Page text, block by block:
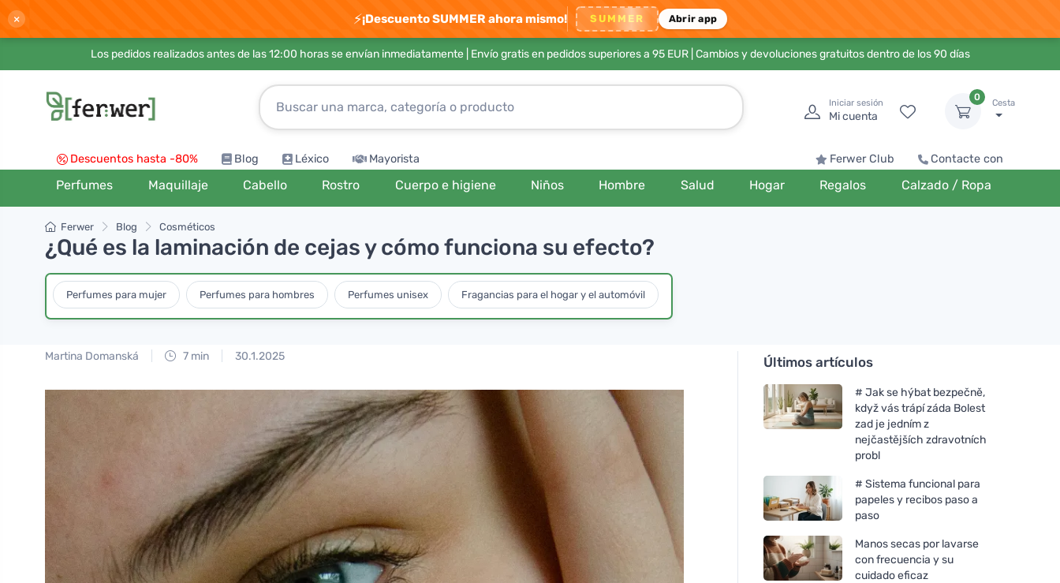
× ⚡¡Descuento SUMMER ahora mismo! SUMMER Abrir app
Los pedidos realizados antes de las 12:00 horas se envían inmediatamente | Envío gratis en pedidos superiores a 95 EUR| Cambios y devoluciones gratuitos dentro de los 90 días
Iniciar sesión
Mi cuenta
0
Cesta
Descuentos hasta -80% Blog Léxico Mayorista Ferwer Club Contacte con
Perfumes Maquillaje Cabello Rostro Cuerpo e higiene Niños Hombre Salud Hogar Regalos Calzado / Ropa
Ferwer Blog Cosméticos
¿Qué es la laminación de cejas y cómo funciona su efecto?
Perfumes para mujer Perfumes para hombres Perfumes unisex Fragancias para el hogar y el automóvil
Martina Domanská 7 min 30.1.2025 Últimos artículos
# Jak se hýbat bezpečně,
když vás trápí záda Bolest
zad je jedním z
nejčastějších zdravotních
probl
# Sistema funcional para
papeles y recibos paso a
paso
Manos secas por lavarse
con frecuencia y su
cuidado eficaz